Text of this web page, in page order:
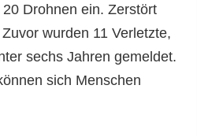
Drohnen ein. Zerstört
wurden 11 Verletzte,
sechs Jahren gemeldet.
sich Menschen